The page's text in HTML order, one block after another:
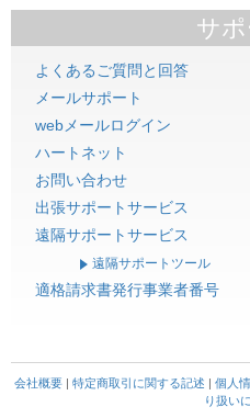
サポ
よくあるご質問と回答
メールサポート
webメールログイン
ハートネット
お問い合わせ
出張サポートサービス
遠隔サポートサービス
遠隔サポートツール
適格請求書発行事業者番号
会社概要| 特定商取引に関する記述 | 個人
り扱い